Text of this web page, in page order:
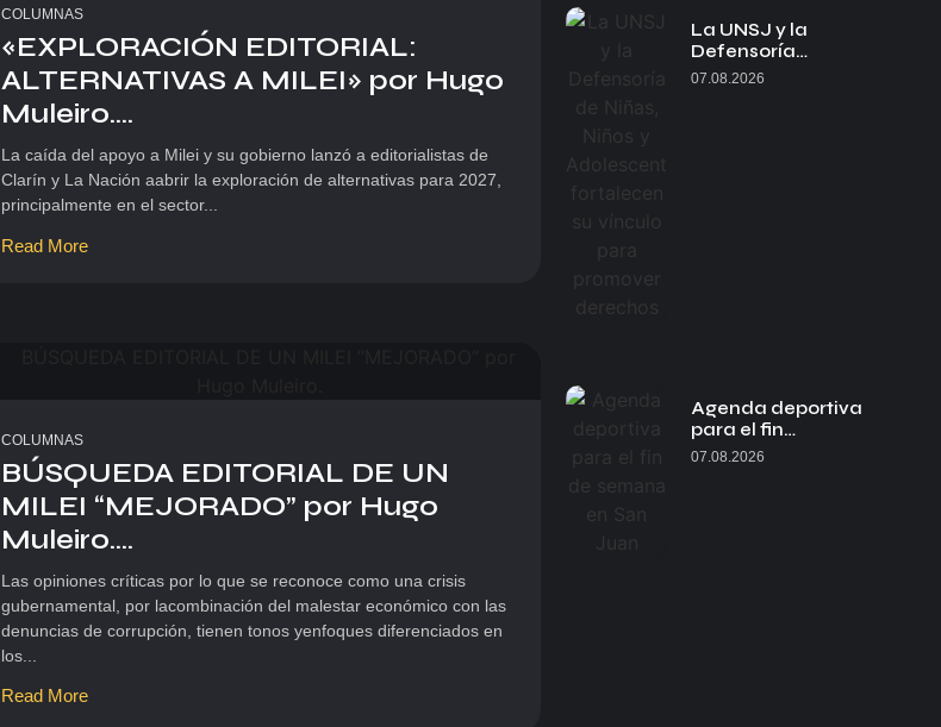
COLUMNAS
«EXPLORACIÓN EDITORIAL:
ALTERNATIVAS A MILEI» por Hugo
Muleiro....
La caída del apoyo a Milei y su gobierno lanzó a editorialistas de
Clarín y La Nación aabrir la exploración de alternativas para 2027,
principalmente en el sector...
Read More
COLUMNAS
BÚSQUEDA EDITORIAL DE UN
MILEI “MEJORADO” por Hugo
Muleiro....
Las opiniones críticas por lo que se reconoce como una crisis
gubernamental, por lacombinación del malestar económico con las
denuncias de corrupción, tienen tonos yenfoques diferenciados en
los...
Read More
La UNSJ y la
Defensoría…
07.08.2026
Agenda deportiva
para el fin…
07.08.2026